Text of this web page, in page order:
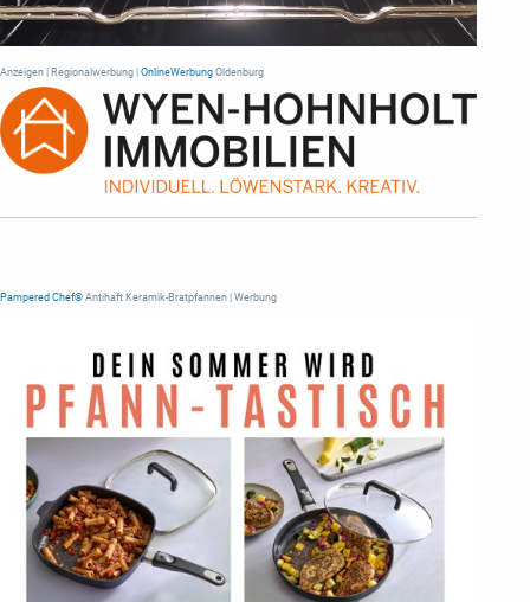
Anzeigen | Regionalwerbung | OnlineWerbung Oldenburg
Pampered Chef® Antihaft Keramik-Bratpfannen | Werbung